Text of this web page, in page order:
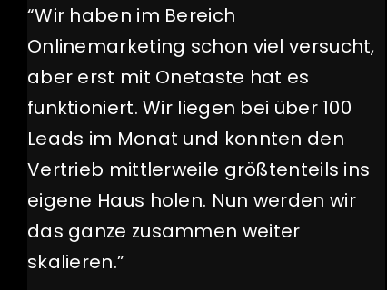
“Wir haben im Bereich
Onlinemarketing schon viel versucht,
aber erst mit Onetaste hat es
funktioniert. Wir liegen bei über 100
Leads im Monat und konnten den
Vertrieb mittlerweile größtenteils ins
eigene Haus holen. Nun werden wir
das ganze zusammen weiter
skalieren.”